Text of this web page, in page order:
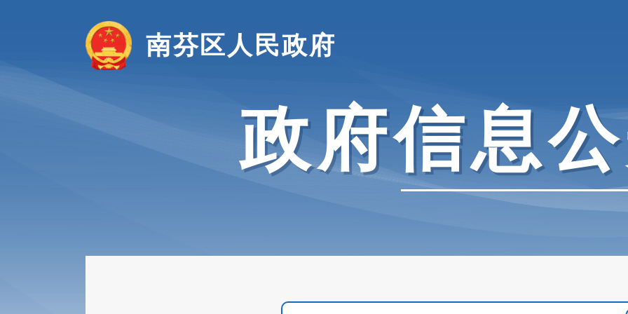
南芬区人民政府
政府信息